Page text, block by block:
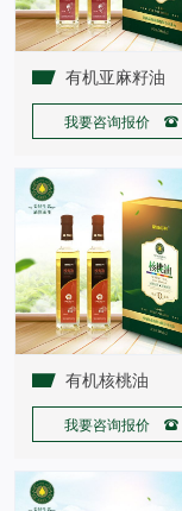
有机亚麻籽油
我要咨询报价 
有机核桃油
我要咨询报价 